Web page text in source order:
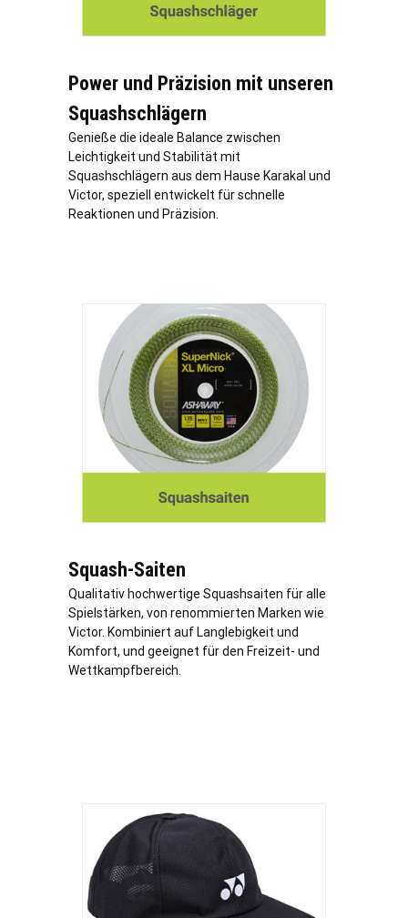
Power und Präzision mit unseren
Squashschlägern
Genieße die ideale Balance zwischen
Leichtigkeit und Stabilität mit
Squashschlägern aus dem Hause Karakal und
Victor, speziell entwickelt für schnelle
Reaktionen und Präzision.
Squash-Saiten
Qualitativ hochwertige Squashsaiten für alle
Spielstärken, von renommierten Marken wie
Victor. Kombiniert auf Langlebigkeit und
Komfort, und geeignet für den Freizeit- und
Wettkampfbereich.